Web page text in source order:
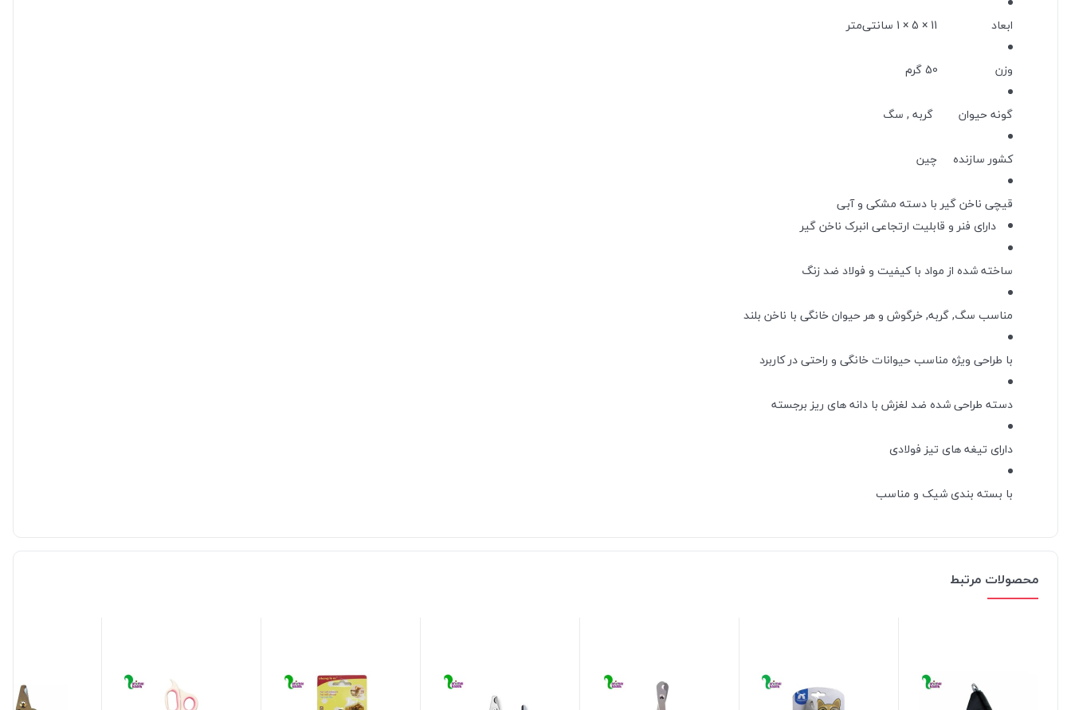
ابعاد 11 × 5 × 1 سانتی‌متر
وزن 50 گرم
گونه حیوان گربه , سگ
کشور سازنده چین
قیچی ناخن گیر با دسته مشکی و آبی
دارای فنر و قابلیت ارتجاعی انبرک ناخن گیر
ساخته شده از مواد با کیفیت و فولاد ضد زنگ
مناسب سگ, گربه, خرگوش و هر حیوان خانگی با ناخن بلند
با طراحی ویژه مناسب حیوانات خانگی و راحتی در کاربرد
دسته طراحی شده ضد لغزش با دانه های ریز برجسته
دارای تیغه های تیز فولادی
با بسته بندی شیک و مناسب
محصولات مرتبط